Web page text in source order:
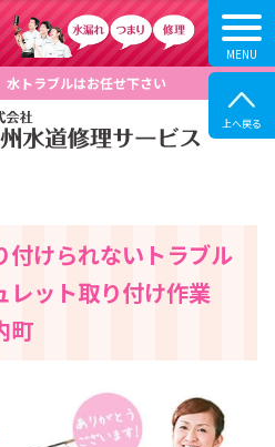
水トラブルはお任せ下さい
付けられないトラブル
ット取り付け作業
町